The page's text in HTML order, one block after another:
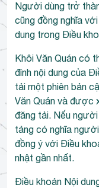
Người dùng trở
cũng đồng nghĩa
dung trong Điều
Khôi Văn Quán có
đính nội dung của
tải một phiên bản
Văn Quán và được
đăng tải. Nếu
tảng có nghĩa
đồng ý với Điều
nhật gần nhất.
Điều khoản Nội